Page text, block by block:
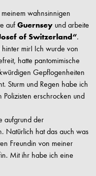
wahnsinnigen
aufGuernsey und arbeite
of Switzerland“.
mir! Ich wurde von
hatte pantomimische
Gepflogenheiten
Sturm und Regen habe ich
erschrocken und
aufgrund der
Natürlich hat das auch was
Freundin von meiner
Mit ihr habe ich eine